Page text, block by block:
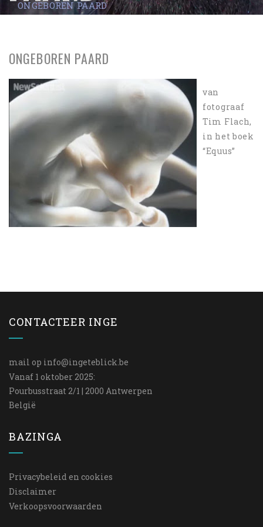
ONGEBOREN PAARD
ONGEBOREN PAARD
van
fotograaf
Tim Flach,
in het boek
“Equus”
CONTACTEER INGE
mail op info@ingeteblick.be
Vanaf 1 oktober 2025:
Pourbusstraat 2/1 | 2000 Antwerpen
België
BAZINGA
Privacybeleid en cookies
Disclaimer
Verkoopsvoorwaarden